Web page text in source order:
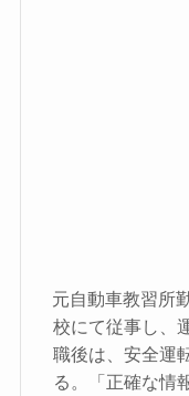
元自動車教習所
校にて従事し、
職後は、安全運
る。「正確な情